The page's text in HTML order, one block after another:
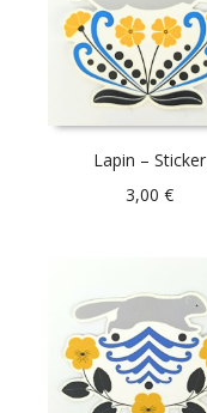
Lapin – Sticker
3,00 €